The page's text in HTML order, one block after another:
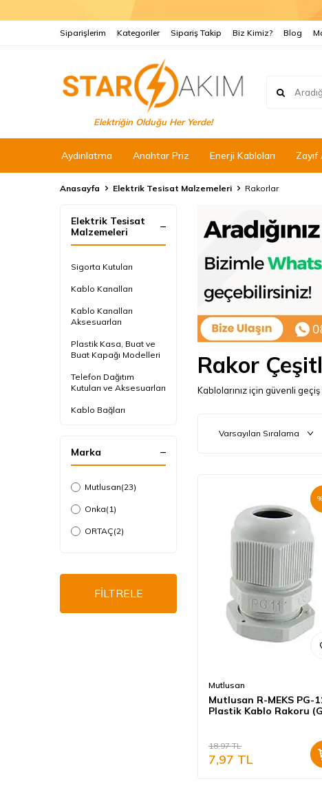
Siparişlerim Kategoriler Sipariş Takip Biz Kimiz? Blog
Elektriğin Olduğu Her Yerde!
Aydınlatma Anahtar Priz Enerji Kabloları Zayıf
Anasayfa Elektrik Tesisat Malzemeleri Rakorlar
Elektrik Tesisat
Malzemeleri
Sigorta Kutuları
Kablo Kanalları
Kablo Kanalları
Aksesuarları
Plastik Kasa, Buat ve
Buat Kapağı Modelleri
Telefon Dağıtım
Kutuları ve Aksesuarları
Kablo Bağları
Pano ve Otomasyon
Grubu
Dübeller ve Vidalar
Sustalar
El Aletleri
Rakorlar
Bantlar
Marka
Mutlusan(23)
Onka(1)
ORTAÇ(2)
FİLTRELE
Rakor
Kablolarınız için güvenli
Mutlusan
Mutlusan R-MEKS PG-
Plastik Kablo Rakoru
18,97TL
7,97 TL